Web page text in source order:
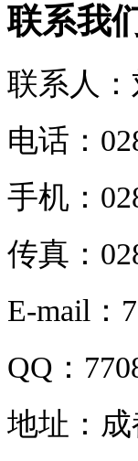
联系我
联系人：
电话：
手机：
传真：
E-mail：
QQ：
地址：